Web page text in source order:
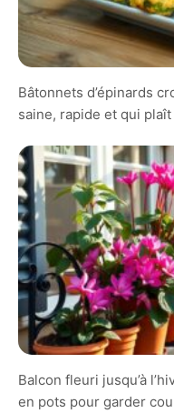
Bâtonnets d’épinards
saine, rapide et qui
Balcon fleuri jusqu’à
en pots pour garder